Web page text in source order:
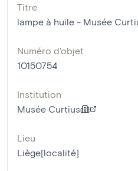
Titre
lampe à huile - Musée
Numéro d'objet
10150754
Institution
Musée Curtius
Lieu
Liège[localité]